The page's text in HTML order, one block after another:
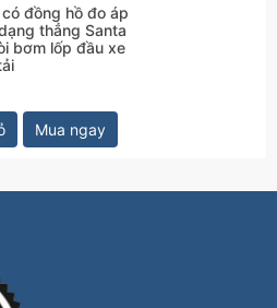
đồng hồ đo áp
thẳng Santa
bơm lốp đầu xe
Mua ngay